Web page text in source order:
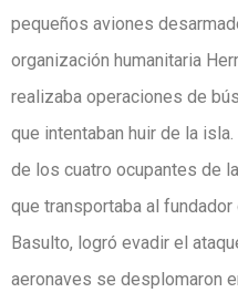
pequeños aviones
organización humanitaria
realizaba operaciones de
que intentaban huir de la
de los cuatro ocupantes de
que transportaba al
Basulto, logró evadir el
aeronaves se desplomaron